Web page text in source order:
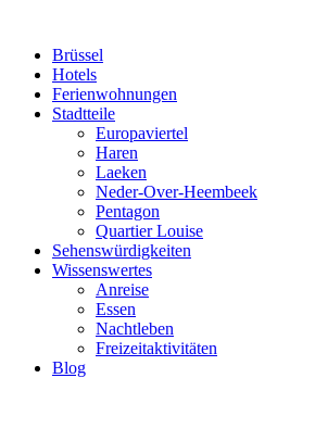
Brüssel
Hotels
Ferienwohnungen
Stadtteile
Europaviertel
Haren
Laeken
Neder-Over-Heembeek
Pentagon
Quartier Louise
Sehenswürdigkeiten
Wissenswertes
Anreise
Essen
Nachtleben
Freizeitaktivitäten
Blog